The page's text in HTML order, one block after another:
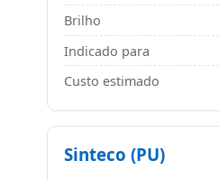
Brilho
Indicado para
Custo estimado
Sinteco (PU)